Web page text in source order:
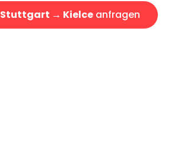
Stuttgart → Kielce anfragen